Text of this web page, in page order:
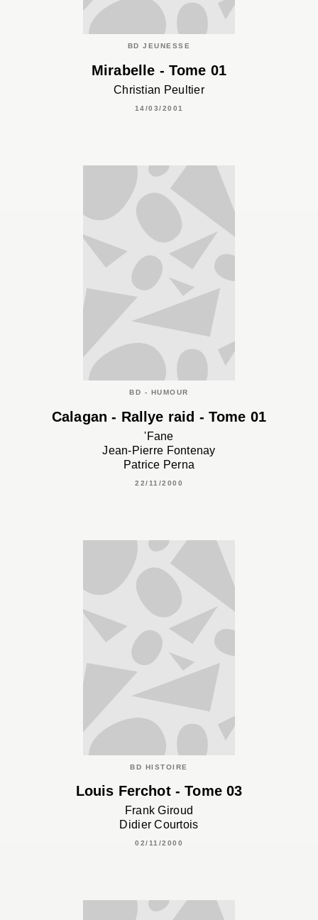
BD JEUNESSE
Mirabelle - Tome 01
Christian Peultier
14/03/2001
BD - HUMOUR
Calagan - Rallye raid - Tome 01
'Fane
Jean-Pierre Fontenay
Patrice Perna
22/11/2000
BD HISTOIRE
Louis Ferchot - Tome 03
Frank Giroud
Didier Courtois
02/11/2000